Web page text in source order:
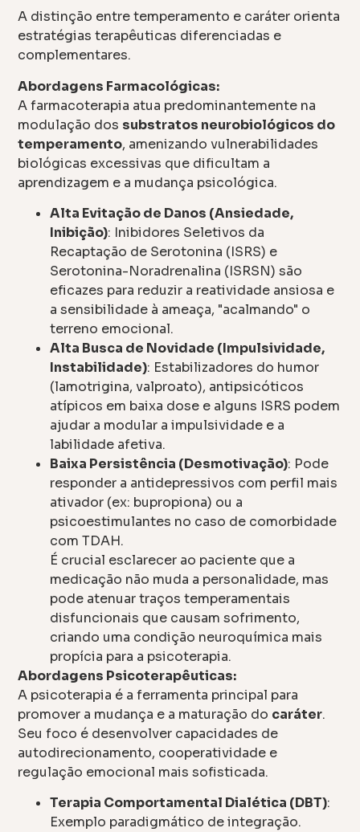
A distinção entre temperamento e caráter orienta
estratégias terapêuticas diferenciadas e
complementares.
Abordagens Farmacológicas:
A farmacoterapia atua predominantemente na
modulação dos substratos neurobiológicos do
temperamento, amenizando vulnerabilidades
biológicas excessivas que dificultam a
aprendizagem e a mudança psicológica.
Alta Evitação de Danos (Ansiedade,
Inibição): Inibidores Seletivos da
Recaptação de Serotonina (ISRS) e
Serotonina-Noradrenalina (ISRSN) são
eficazes para reduzir a reatividade ansiosa e
a sensibilidade à ameaça, "acalmando" o
terreno emocional.
Alta Busca de Novidade (Impulsividade,
Instabilidade): Estabilizadores do humor
(lamotrigina, valproato), antipsicóticos
atípicos em baixa dose e alguns ISRS podem
ajudar a modular a impulsividade e a
labilidade afetiva.
Baixa Persistência (Desmotivação): Pode
responder a antidepressivos com perfil mais
ativador (ex: bupropiona) ou a
psicoestimulantes no caso de comorbidade
com TDAH.
É crucial esclarecer ao paciente que a
medicação não muda a personalidade, mas
pode atenuar traços temperamentais
disfuncionais que causam sofrimento,
criando uma condição neuroquímica mais
propícia para a psicoterapia.
Abordagens Psicoterapêuticas:
A psicoterapia é a ferramenta principal para
promover a mudança e a maturação do caráter.
Seu foco é desenvolver capacidades de
autodirecionamento, cooperatividade e
regulação emocional mais sofisticada.
Terapia Comportamental Dialética (DBT):
Exemplo paradigmático de integração.